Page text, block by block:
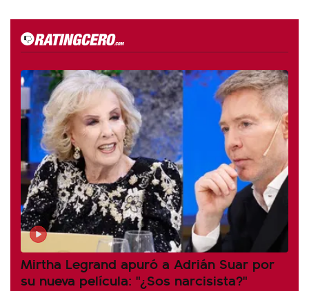
Mirtha Legrand apuró a Adrián Suar por
su nueva película: "¿Sos narcisista?"